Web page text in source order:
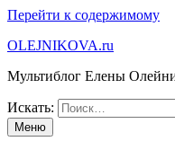
Перейти к содержимому
OLEJNIKOVA.ru
Мультиблог Елены
Искать:
Меню